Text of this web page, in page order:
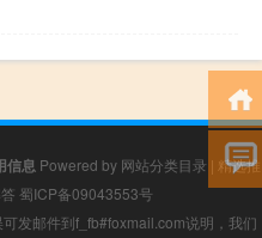
信息 Powered by 网站分类目录 | 精选推
蜀ICP备09043553号
发邮件到f_fb#foxmail.com说明，我们